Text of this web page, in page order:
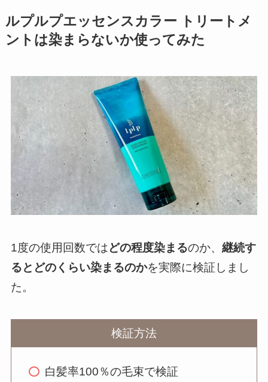
ルプルプエッセンスカラー トリートメ
ントは染まらないか使ってみた
1度の使用回数ではどの程度染まるのか、 継続す
るとどのくらい染まるのかを実際に検証しまし
た。
検証方法
白髪率100％の毛束で検証